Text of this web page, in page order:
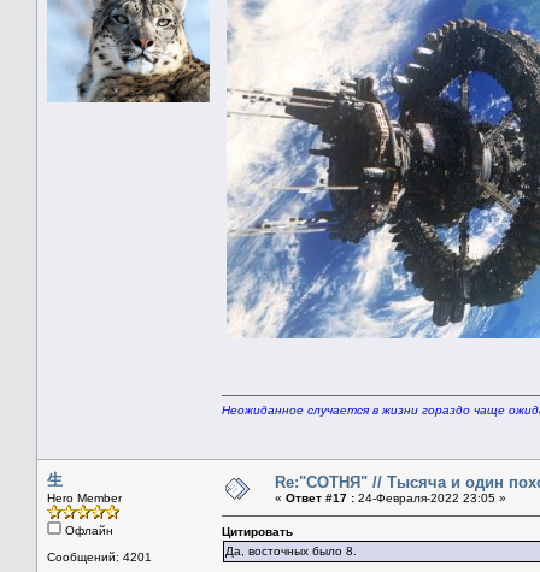
Неожиданное случается в жизни гораздо чаще
生
Hero Member
Офлайн
Сообщений: 4201
Re:"СОТНЯ" // Тысяча и один
« Ответ #17 : 24-Февраля-2022 23:05 »
Цитировать
Да, восточных было 8.